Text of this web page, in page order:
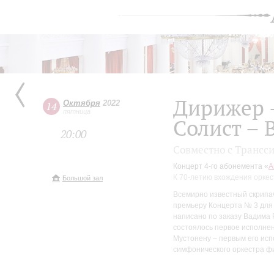
14 Октября 2022
пятница
20:00
Большой зал
Дирижер
Солист –
Концерт 4-го абонемента «
К 70-летию вхождения
Всемирно известный
премьеру Концерта № 3 для
написано по заказу Вадима
состоялось первое
Мустонену – первым его
симфонического оркестра